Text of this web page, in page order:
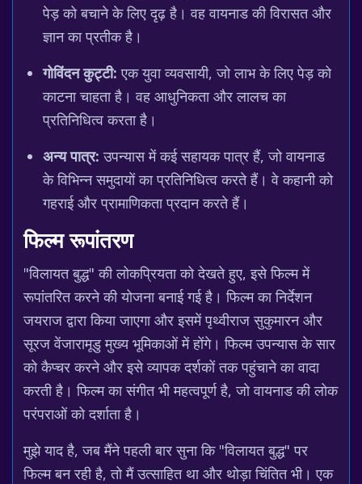
पेड़ को बचाने के लिए दृढ़ है। वह वायनाड की विरासत और
ज्ञान का प्रतीक है।
गोविंदन कुट्टी: एक युवा व्यवसायी, जो लाभ के लिए पेड़ को
काटना चाहता है। वह आधुनिकता और लालच का
प्रतिनिधित्व करता है।
अन्य पात्र: उपन्यास में कई सहायक पात्र हैं, जो वायनाड
के विभिन्न समुदायों का प्रतिनिधित्व करते हैं। वे कहानी को
गहराई और प्रामाणिकता प्रदान करते हैं।
फिल्म रूपांतरण
"विलायत बुद्ध" की लोकप्रियता को देखते हुए, इसे फिल्म में
रूपांतरित करने की योजना बनाई गई है। फिल्म का निर्देशन
जयराज द्वारा किया जाएगा और इसमें पृथ्वीराज सुकुमारन और
सूरज वेंजारामूडु मुख्य भूमिकाओं में होंगे। फिल्म उपन्यास के सार
को कैप्चर करने और इसे व्यापक दर्शकों तक पहुंचाने का वादा
करती है। फिल्म का संगीत भी महत्वपूर्ण है, जो वायनाड की लोक
परंपराओं को दर्शाता है।
मुझे याद है, जब मैंने पहली बार सुना कि "विलायत बुद्ध" पर
फिल्म बन रही है, तो मैं उत्साहित था और थोड़ा चिंतित भी। एक